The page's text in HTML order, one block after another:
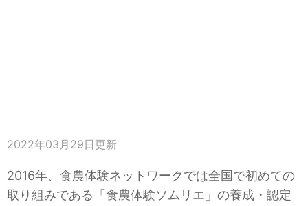
2022年03月29日 更新
2016年、食農体験ネットワークでは全国で初めての
取り組みである「食農体験ソムリエ」の養成・認定